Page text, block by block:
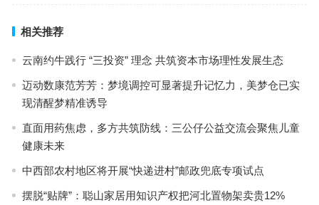
相关推荐
云南约牛践行 “三投资” 理念 共筑资本市场理性发展生态
迈动数康范芳芳：梦境调控可显著提升记忆力，美梦仓已实
现清醒梦精准诱导
直面用药焦虑，多方共筑防线：三公仔公益交流会聚焦儿童
健康未来
中西部农村地区将开展“快递进村”邮政兜底专项试点
摆脱“贴牌”：聪山家居用知识产权把河北置物架卖贵12%